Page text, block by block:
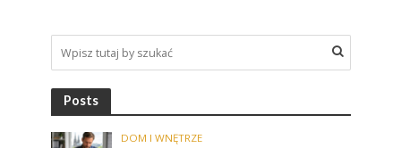
Posts
DOM I WNĘTRZE